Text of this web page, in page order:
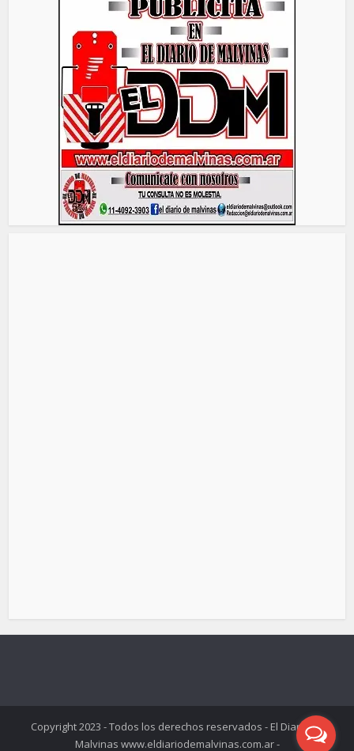
Copyright 2023 - Todos los derechos reservados - El Diario de
Malvinas www.eldiariodemalvinas.com.ar -